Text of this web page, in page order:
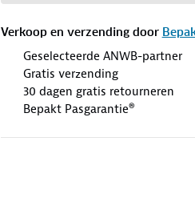
Verkoop en verzending door
Geselecteerde ANWB-partner
Gratis verzending
30 dagen gratis retourneren
Bepakt Pasgarantie®